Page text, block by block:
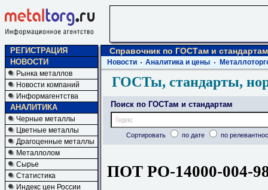
РЕГИСТРАЦИЯ
НОВОСТИ
Рынка металлов
Новости компаний
Информагентства
АНАЛИТИКА
Черные металлы
Цветные металлы
Драгоценные металлы
Металлолом
Сырье
Статистика
Индекс цен России
Справочник по ГОСТам и стандартам
Новости Аналитика и цены
ГОСТы, стандарты,
Поиск по ГОСТам и стандартам
Сортировать по дате по
ПОТ РО-14000-004-98